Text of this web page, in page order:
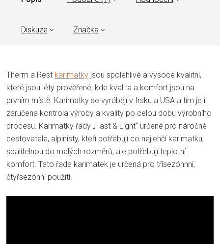
Diskuze Značka
Therm a Rest karimatky jsou spolehlivé a vysoce kvalitní,
které jsou léty prověřené, kde kvalita a komfort jsou na
prvním místě. Karimatky se vyrábějí v Irsku a USA a tím je i
zaručena kontrola výroby a kvality po celou dobu výrobního
procesu. Karimatky řady „Fast & Light“ určené pro náročné
cestovatele, alpinisty, kteří potřebují co nejlehčí karimatku,
sbalitelnou do malých rozměrů, ale potřebují teplotní
komfort. Tato řada karimatek je určená pro třísezónnní,
čtyřsezónní použití.